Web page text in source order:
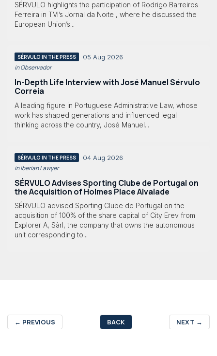
SÉRVULO highlights the participation of Rodrigo Barreiros
Ferreira in TVI’s Jornal da Noite , where he discussed the
European Union’s...
SÉRVULO IN THE PRESS 05 Aug 2026
in Observador
In-Depth Life Interview with José Manuel Sérvulo
Correia
A leading figure in Portuguese Administrative Law, whose
work has shaped generations and influenced legal
thinking across the country, José Manuel...
SÉRVULO IN THE PRESS 04 Aug 2026
in Iberian Lawyer
SÉRVULO Advises Sporting Clube de Portugal on
the Acquisition of Holmes Place Alvalade
SÉRVULO advised Sporting Clube de Portugal on the
acquisition of 100% of the share capital of City Erev from
Explorer A, Sàrl, the company that owns the autonomous
unit corresponding to...
← PREVIOUS BACK NEXT →